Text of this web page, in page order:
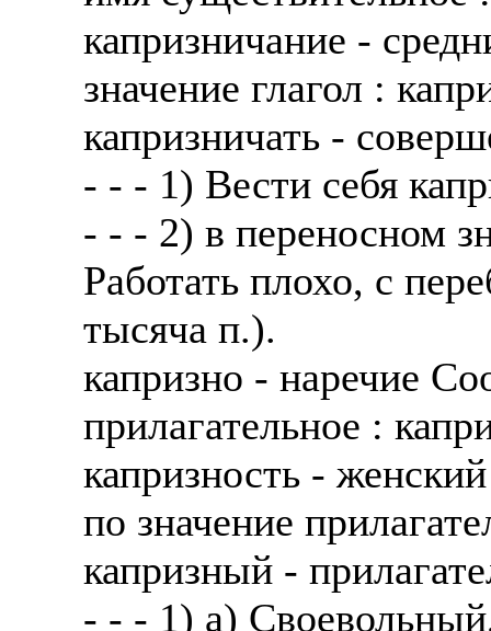
капризничание -
значение глагол :
капризничать -
- - - 1) Вести себя
- - - 2) в переносном
Работать плохо, с
тысяча п.).
капризно - наречие
прилагательное :
капризность -
по значение
капризный -
- - - 1) а)